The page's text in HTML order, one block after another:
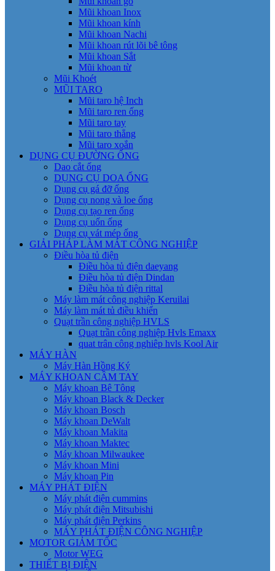
Mũi khoan Inox
Mũi khoan kính
Mũi khoan Nachi
Mũi khoan rút lõi bê tông
Mũi khoan Sắt
Mũi khoan từ
Mũi Khoét
MŨI TARO
Mũi taro hệ Inch
Mũi taro ren ống
Mũi taro tay
Mũi taro thẳng
Mũi taro xoắn
DỤNG CỤ ĐƯỜNG ỐNG
Dao cắt ống
DỤNG CỤ DOA ỐNG
Dụng cụ gá đỡ ống
Dụng cụ nong và loe ống
Dụng cụ tạo ren ống
Dụng cụ uốn ống
Dụng cụ vát mép ống
GIẢI PHÁP LÀM MÁT CÔNG NGHIỆP
Điều hòa tủ điện
Điều hòa tủ điện daeyang
Điều hòa tủ điện Dindan
Điều hòa tủ điện rittal
Máy làm mát công nghiệp Keruilai
Máy làm mát tủ điều khiển
Quạt trần công nghiệp HVLS
Quạt trần công nghiệp Hvls Emaxx
quat trân công nghiêp hvls Kool Air
MÁY HÀN
Máy Hàn Hồng Ký
MÁY KHOAN CẦM TAY
Máy khoan Bê Tông
Máy khoan Black & Decker
Máy khoan Bosch
Máy khoan DeWalt
Máy khoan Makita
Máy khoan Maktec
Máy khoan Milwaukee
Máy khoan Mini
Máy khoan Pin
MÁY PHÁT ĐIỆN
Máy phát điện cummins
Máy phát điện Mitsubishi
Máy phát điện Perkins
MÁY PHÁT ĐIỆN CÔNG NGHIỆP
MOTOR GIẢM TỐC
Motor WEG
THIẾT BỊ ĐIỆN